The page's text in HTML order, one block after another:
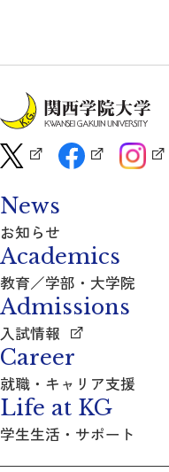
News
お知らせ
Academics
教育／学部・大学院
Admissions
入試情報
Career
就職・キャリア支援
Life at KG
学生生活・サポート